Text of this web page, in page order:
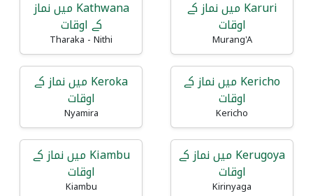
Karuri میں نماز کے
اوقات
Murang'A
Kathwana میں نماز
کے اوقات
Tharaka - Nithi
Kericho میں نماز کے
اوقات
Kericho
Keroka میں نماز کے
اوقات
Nyamira
Kerugoya میں نماز کے
اوقات
Kirinyaga
Kiambu میں نماز کے
اوقات
Kiambu